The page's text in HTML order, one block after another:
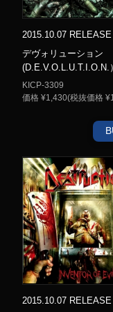
2015.10.07 RELEASE
デヴォリューション
(D.E.V.O.L.U.T.I.O.N.）
KICP-3309
価格 ¥1,430(税抜価格
2015.10.07 RELEASE